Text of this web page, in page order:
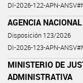
DI-2026-122-APN-
AGENCIA
Disposición 123/2026
DI-2026-123-APN-
MINISTERIO DE
ADMINISTRATIVA